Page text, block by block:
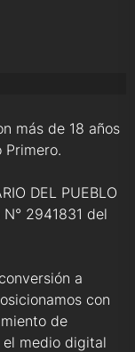
más de 18 años
DEL PUEBLO
2941831 del
a
con
de
medio digital